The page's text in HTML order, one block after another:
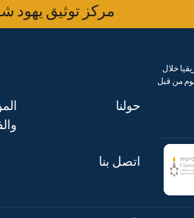
مركز توثيق يهود
خلال
من قبل
حولنا
اتصل بنا